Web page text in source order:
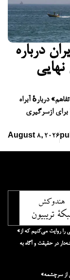
درباره
نهایی
دربارهٔ آبراه
برای ازسرگیری
August 8, 2026
«ما صداهایی را بازتاب می‌دهیم که اهمیت دارند و داستان‌هایی را روایت می‌کنیم که از
در حقیقت و آگاه به